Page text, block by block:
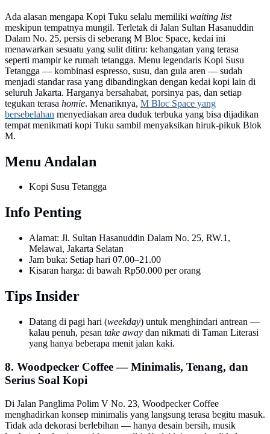
Ada alasan mengapa Kopi Tuku selalu memiliki waiting list
meskipun tempatnya mungil. Terletak di Jalan Sultan Hasanuddin
Dalam No. 25, persis di seberang M Bloc Space, kedai ini
menawarkan sesuatu yang sulit ditiru: kehangatan yang terasa
seperti mampir ke rumah tetangga. Menu legendaris Kopi Susu
Tetangga — kombinasi espresso, susu, dan gula aren — sudah
menjadi standar rasa yang dibandingkan dengan kedai kopi lain di
seluruh Jakarta. Harganya bersahabat, porsinya pas, dan setiap
tegukan terasa homie. Menariknya, M Bloc Space yang
bersebelahan menyediakan area duduk terbuka yang bisa dijadikan
tempat menikmati kopi Tuku sambil menyaksikan hiruk-pikuk Blok
M.
Menu Andalan
Kopi Susu Tetangga
Info Penting
Alamat: Jl. Sultan Hasanuddin Dalam No. 25, RW.1,
Melawai, Jakarta Selatan
Jam buka: Setiap hari 07.00–21.00
Kisaran harga: di bawah Rp50.000 per orang
Tips Insider
Datang di pagi hari (weekday) untuk menghindari antrean —
kalau penuh, pesan take away dan nikmati di Taman Literasi
yang hanya beberapa menit jalan kaki.
8. Woodpecker Coffee — Minimalis, Tenang, dan
Serius Soal Kopi
Di Jalan Panglima Polim V No. 23, Woodpecker Coffee
menghadirkan konsep minimalis yang langsung terasa begitu masuk.
Tidak ada dekorasi berlebihan — hanya desain bersih, musik